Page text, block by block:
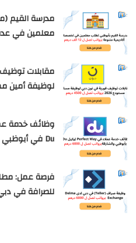
مدرسة القيم
معلمين في
لوظيفة أمين
Du في أبوظبي والشارقة
للصرافة في